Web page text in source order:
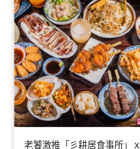
老饕激推「彡耕居食事所」